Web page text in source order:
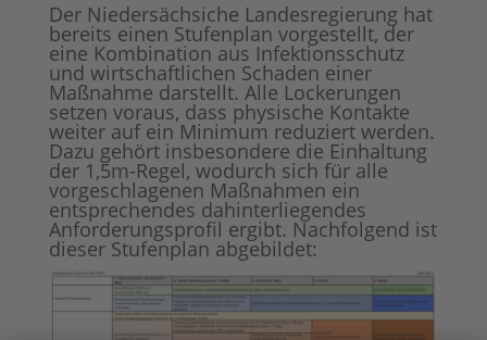
Der Niedersächsiche Landesregierung hat
bereits einen Stufenplan vorgestellt, der
eine Kombination aus Infektionsschutz
und wirtschaftlichen Schaden einer
Maßnahme darstellt. Alle Lockerungen
setzen voraus, dass physische Kontakte
weiter auf ein Minimum reduziert werden.
Dazu gehört insbesondere die Einhaltung
der 1,5m-Regel, wodurch sich für alle
vorgeschlagenen Maßnahmen ein
entsprechendes dahinterliegendes
Anforderungsprofil ergibt. Nachfolgend ist
dieser Stufenplan abgebildet: